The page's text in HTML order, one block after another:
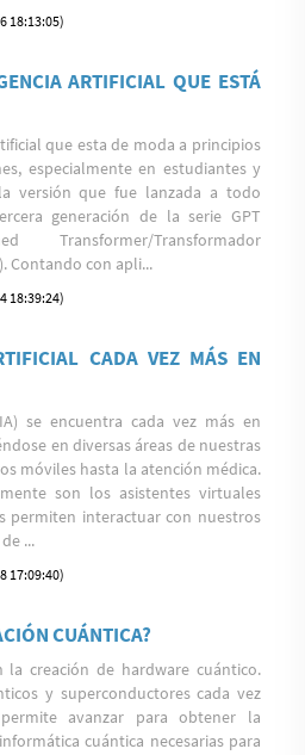
18:13:05)
ARTIFICIAL QUE ESTÁ
que esta de moda a principios
especialmente en estudiantes y
versión que fue lanzada a todo
generación de la serie GPT
Transformer/Transformador
Contando con apli...
18:39:24)
CADA VEZ MÁS EN
se encuentra cada vez más en
en diversas áreas de nuestras
móviles hasta la atención médica.
son los asistentes virtuales
permiten interactuar con nuestros
...
17:09:40)
CUÁNTICA?
la creación de hardware cuántico.
y superconductores cada vez
avanzar para obtener la
cuántica necesarias para